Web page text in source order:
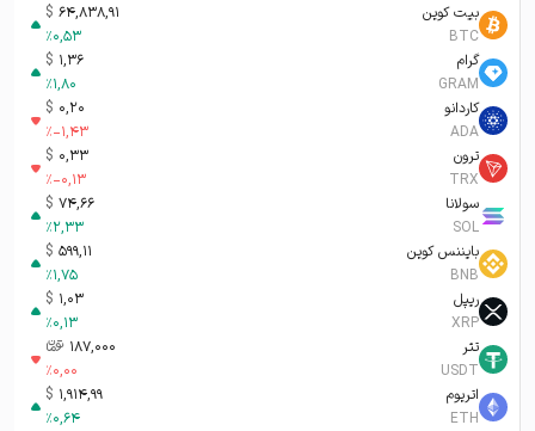
بیت کوین
BTC
64,838,91
$
%0,53
گرام
GRAM
1,36
$
%1,80
کاردانو
ADA
0,20
$
%-1,43
ترون
TRX
0,33
$
%-0,13
سولانا
SOL
74,66
$
%2,33
بایننس کوین
BNB
599,11
$
%1,75
ریپل
XRP
1,03
$
%0,13
تتر
USDT
187,000 تومان-ء
%0,00
اتریوم
ETH
1,914,99
$
%0,64